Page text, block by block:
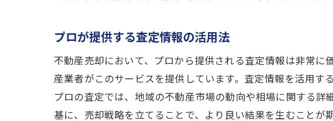
プロが提供する査定情報の活用法
不動産売却において、プロから提供される査定情報は非常
産業者がこのサービスを提供しています。査定情報を活用す
プロの査定では、地域の不動産市場の動向や相場に関する
基に、売却戦略を立てることで、より良い結果を生むこと